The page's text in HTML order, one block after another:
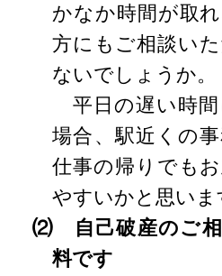
かなか時間が取
方にもご相談い
ないでしょうか。
平日の遅い時
場合、駅近くの
仕事の帰りでも
やすいかと思いま
⑵ 自己破産のご相
料です